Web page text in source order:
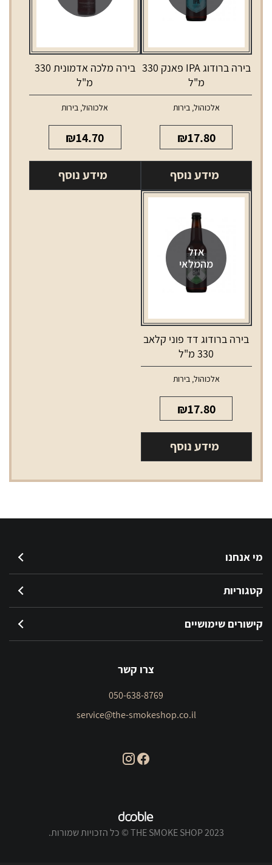
בירה ברודוג IPA פאנק 330
מ"ל
אלכוהול,בירות
₪17.80
מידע נוסף
בירה מלכה אדמונית 330
מ"ל
אלכוהול, בירות
₪14.70
מידע נוסף
אזל
מהמלאי
בירה ברודוג דד פוני קלאב
330 מ"ל
אלכוהול,בירות
₪17.80
מידע נוסף
מי אנחנו
קטגוריות
קישורים שימושיים
צרו קשר
050-638-8769
service@the-smokeshop.co.il
THE SMOKE SHOP 2023 © כל הזכויות שמורות.